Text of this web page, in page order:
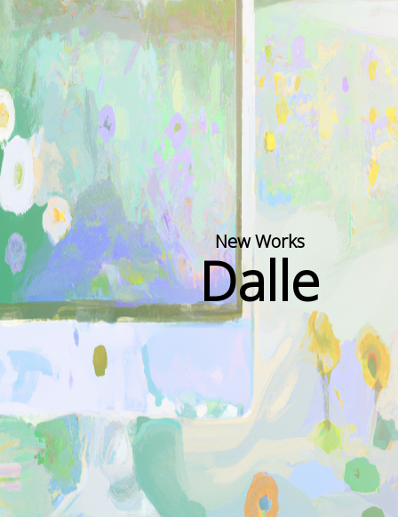
New Works
Dalle